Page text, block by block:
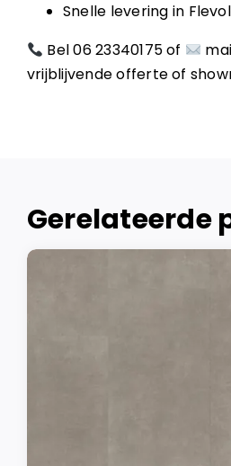
Snelle levering in
Bel06 23340175of
vrijblijvende offerte of
Gerelateerde